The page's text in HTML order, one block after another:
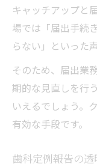
キャッチアップと
場では「届出手続
らない」といった
そのため、届出業
期的な見直しを行
いえるでしょう。
有効な手段です。
歯科定例報告の